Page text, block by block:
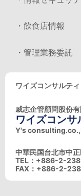
・飲食店情報
・管理業務委託
ワイズコンサルテ
威志企管顧問股份
ワイズコンサ
Y's
中華民国台北市中
TEL：+886-2-
FAX：+886-2-